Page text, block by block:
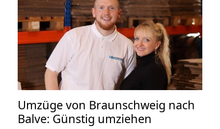
Umzüge von Braunschweig nach
Balve: Günstig umziehen